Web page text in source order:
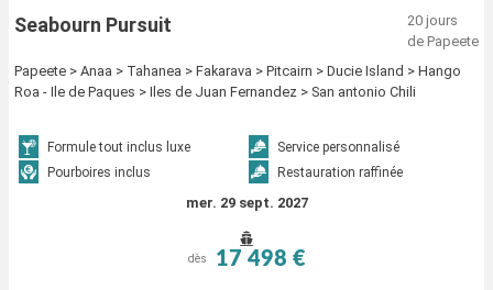
Seabourn Pursuit
20 jours
de Papeete
Papeete > Anaa > Tahanea > Fakarava > Pitcairn > Ducie Island > Hango
Roa - Ile de Paques > Iles de Juan Fernandez > San antonio Chili
Formule tout inclus luxe
Service personnalisé
Pourboires inclus
Restauration raffinée
mer. 29 sept. 2027
dès 17 498 €